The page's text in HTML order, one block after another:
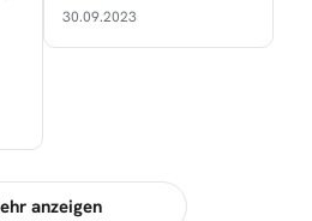
30.09.2023
anzeigen